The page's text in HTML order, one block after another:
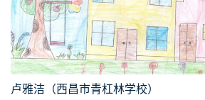
卢雅洁（西昌市青杠林学校）